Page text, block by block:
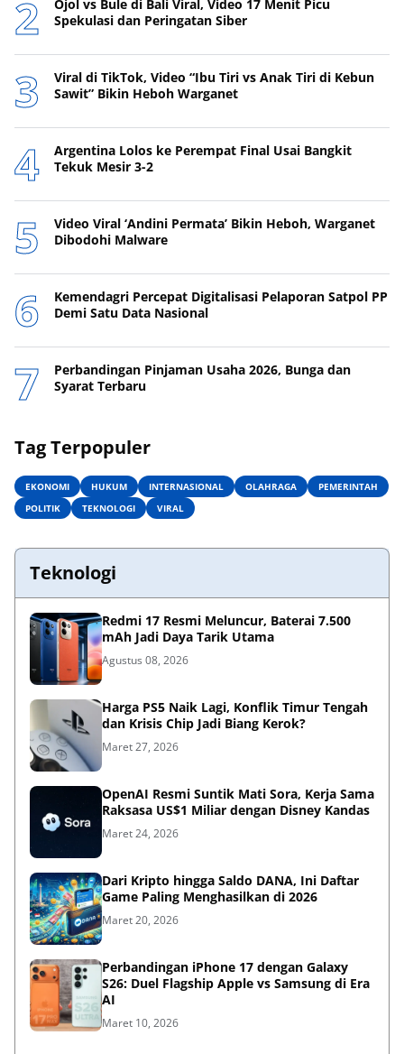
Ojol vs Bule di Bali Viral, Video 17 Menit Picu
Spekulasi dan Peringatan Siber
Viral di TikTok, Video “Ibu Tiri vs Anak Tiri di Kebun
Sawit” Bikin Heboh Warganet
Argentina Lolos ke Perempat Final Usai Bangkit
Tekuk Mesir 3-2
Video Viral ‘Andini Permata’ Bikin Heboh, Warganet
Dibodohi Malware
Kemendagri Percepat Digitalisasi Pelaporan Satpol PP
Demi Satu Data Nasional
Perbandingan Pinjaman Usaha 2026, Bunga dan
Syarat Terbaru
Tag Terpopuler
EKONOMI HUKUM INTERNASIONAL OLAHRAGA
PEMERINTAH
POLITIK
TEKNOLOGI VIRAL
Teknologi
Redmi 17 Resmi Meluncur, Baterai 7.500
mAh Jadi Daya Tarik Utama
Agustus 08, 2026
Harga PS5 Naik Lagi, Konflik Timur Tengah
dan Krisis Chip Jadi Biang Kerok?
Maret 27, 2026
OpenAI Resmi Suntik Mati Sora, Kerja Sama
Raksasa US$1 Miliar dengan Disney Kandas
Maret 24, 2026
Dari Kripto hingga Saldo DANA, Ini Daftar
Game Paling Menghasilkan di 2026
Maret 20, 2026
Perbandingan iPhone 17 dengan Galaxy
S26: Duel Flagship Apple vs Samsung di Era
AI
Maret 10, 2026